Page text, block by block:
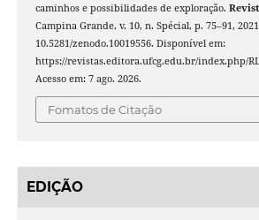
caminhos e possibilidades de exploração.
Campina Grande, v. 10, n. Spécial, p. 75–91,
10.5281/zenodo.10019556. Disponível em:
https://revistas.editora.ufcg.edu.br/index.php/
Acesso em: 7 ago. 2026.
Fomatos de Citação
EDIÇÃO